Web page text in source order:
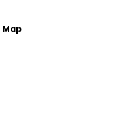
Map